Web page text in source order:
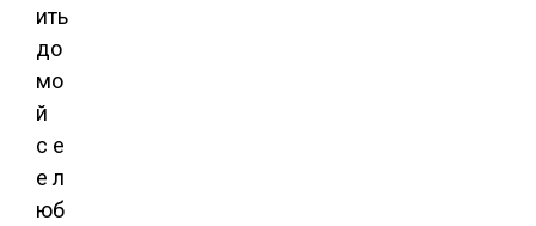
ить
до
мо
й
с е
е л
юб